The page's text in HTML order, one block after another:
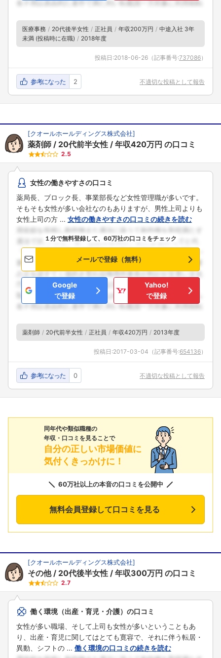
医療事務 20代後半女性 正社員 年収200万円
中途入社 3年
未満 (投稿時に在職)
2018年度
投稿日:2018-06-26 （記事番号:737086）
参考になった 2 不適切な投稿として報告
[クオールホールディングス株式会社]
薬剤師 20代前半女性 年収420万円 の口コミ
2.5
女性の働きやすさの口コミ
薬局長、ブロック長、事業部長など女性管理職が多いです。
そもそも女性が多い会社なのもありますが、男性上司よりも
女性上司の方 ... 女性の働きやすさの口コミの続きを読む
１分で無料登録して、60万社の口コミをチェック
メールで登録（無料）
Google
で登録
Yahoo!
で登録
薬剤師 20代前半女性 正社員 年収420万円 2013年度
投稿日:2017-03-04 （記事番号:654136）
参考になった 0 不適切な投稿として報告
同年代や類似職種の
年収・口コミを見ることで
自分の正しい市場価値に
気付くきっかけに！
60万社以上の本音の口コミを公開中
無料会員登録して口コミを見る
[クオールホールディングス株式会社]
その他 20代後半女性 年収300万円 の口コミ
2.7
働く環境（出産・育児・介護）の口コミ
女性が多い職場、そして上司も女性が多いということもあ
り、出産・育児に関してはとても寛容で、それに伴う転居・
異動、シフトの ... 働く環境の口コミの続きを読む